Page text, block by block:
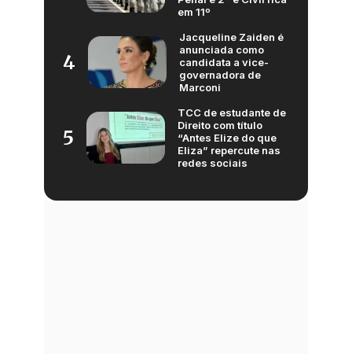
em 11º
4
Jacqueline Zaiden é
anunciada como
candidata a vice-
governadora de
Marconi
5
TCC de estudante de
Direito com título
“Antes Elize do que
Eliza” repercute nas
redes sociais